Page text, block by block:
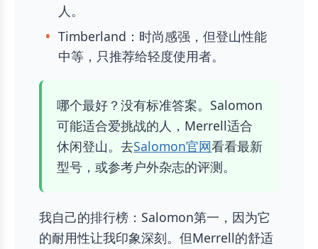
人。
Timberland：时尚感强，但登山性能
中等，只推荐给轻度使用者。
哪个最好？没有标准答案。Salomon
可能适合爱挑战的人，Merrell适合
休闲登山。去Salomon官网看看最新
型号，或参考户外杂志的评测。
我自己的排行榜：Salomon第一，因为它
的耐用性让我印象深刻。但Merrell的舒适